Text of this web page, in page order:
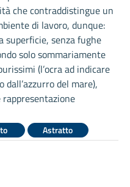
che contraddistingue un
di lavoro, dunque:
senza fughe
solo sommariamente
(l’ocra ad indicare
del mare),
Astratto